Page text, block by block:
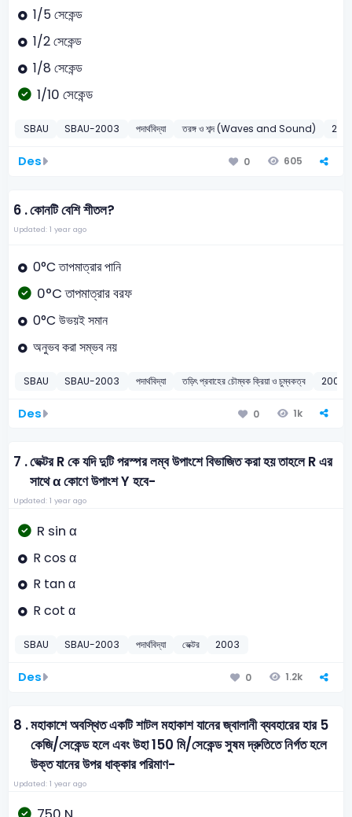
1/5 সেকেন্ড
1/2 সেকেন্ড
1/8 সেকেন্ড
1/10 সেকেন্ড
SBAU SBAU-2003 পদার্থবিদ্যা তরঙ্গ ও শব্দ (Waves and Sound)
Des 0 605
6 .কোনটি বেশি শীতল?
Updated: 1 year ago
0°C তাপমাত্রার পানি
0°C তাপমাত্রার বরফ
0°C উভয়ই সমান
অনুভব করা সম্ভব নয়
SBAU SBAU-2003 পদার্থবিদ্যা তড়িৎ প্রবাহের চৌম্বক ক্রিয়া ও চুম্বকত্ব 2003
Des 0 1k
7 .ভেক্টর R কে যদি দুটি পরস্পর লম্ব উপাংশে বিভাজিত করা হয় তাহলে R এর
সাথে α কোণে উপাংশ Y হবে-
Updated: 1 year ago
R sin α
R cos α
R tan α
R cot α
SBAU SBAU-2003 পদার্থবিদ্যা ভেক্টর 2003
Des 0 1.2k
8 .মহাকাশে অবস্থিত একটি শাটল মহাকাশ যানের জ্বালানী ব্যবহারের হার 5
কেজি/সেকেন্ড হলে এবং উহা 150 মি/সেকেন্ড সুষম দ্রুতিতে নির্গত হলে
উক্ত যানের উপর ধাক্কার পরিমাণ-
Updated: 1 year ago